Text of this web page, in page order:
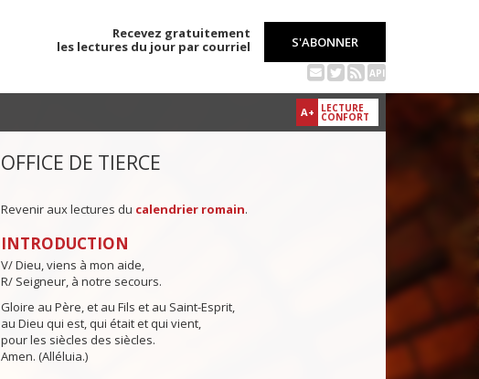
Recevez gratuitement
les lectures du jour par courriel
S'ABONNER
API
A+ LECTURE
CONFORT
OFFICE DE TIERCE
Revenir aux lectures du calendrier romain.
INTRODUCTION
V/ Dieu, viens à mon aide,
R/ Seigneur, à notre secours.
Gloire au Père, et au Fils et au Saint-Esprit,
au Dieu qui est, qui était et qui vient,
pour les siècles des siècles.
Amen. (Alléluia.)